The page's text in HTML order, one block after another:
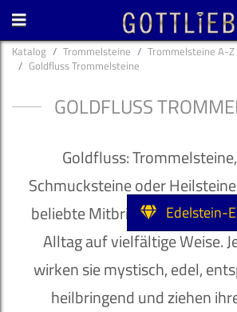
Edelstein-
Katalog Trommelsteine
Trommelsteine A-Z
Goldfluss Trommelsteine
GOLDFLUSS
Goldfluss:
Schmucksteine oder
beliebte Mitbringsel und
Alltag auf vielfältige Weise.
wirken sie mystisch, edel,
heilbringend und ziehen